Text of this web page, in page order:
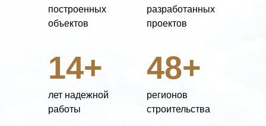
построенных
объектов
разработанных
проектов
14+
лет надежной
работы
48+
регионов
строительства